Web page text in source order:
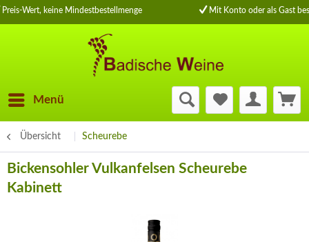
Wert, keine Mindestbestellmenge Mit Konto oder als Gast
Menü
Übersicht Scheurebe
Bickensohler Vulkanfelsen Scheurebe
Kabinett